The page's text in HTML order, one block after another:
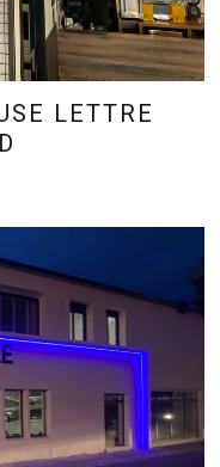
LETTRE